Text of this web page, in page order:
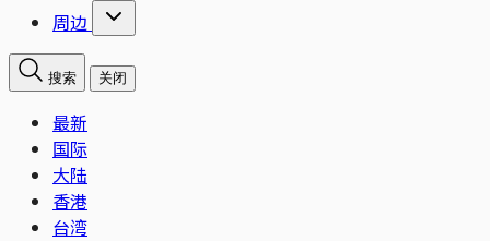
周边
搜索 关闭
最新
国际
大陆
香港
台湾